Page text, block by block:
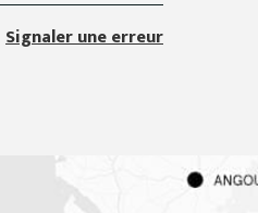
Signaler une erreur